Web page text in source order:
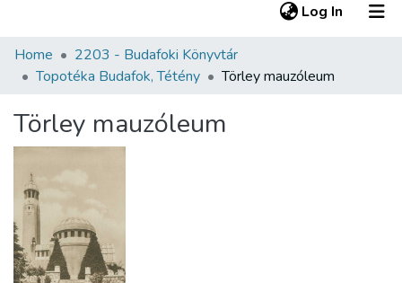
Log In (current)
Communities & Collections
Statistics
Home
2203 - Budafoki Könyvtár
Topotéka Budafok, Tétény
Törley mauzóleum
Törley mauzóleum